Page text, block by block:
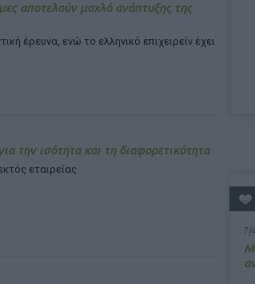
7/
αποτελούν μοχλό ανάπτυξης της
έρευνα, ενώ το ελληνικό επιχειρείν έχει
την ισότητα και τη διαφορετικότητα
εταιρείας